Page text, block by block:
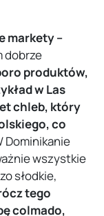
markety –
dobrze
produktów,
w Las
chleb, który
co
Dominikanie
wszystkie
słodkie,
tego
colmado,